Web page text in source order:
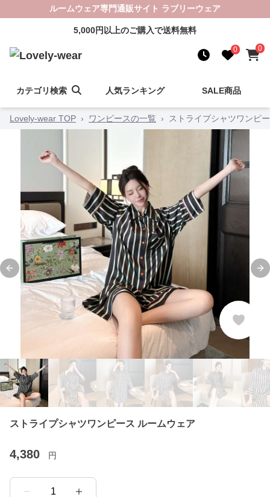
ルームウェア専門通販サイト ラブリーウェア
5,000円以上のご購入で送料無料
0 0
カテゴリ検索 人気ランキング SALE商品
Lovely-wear TOP › ワンピースの一覧 › ストライプシャツワンピ
Previous slide
ストライプシャツワンピース ルームウェア
4,380 円
1